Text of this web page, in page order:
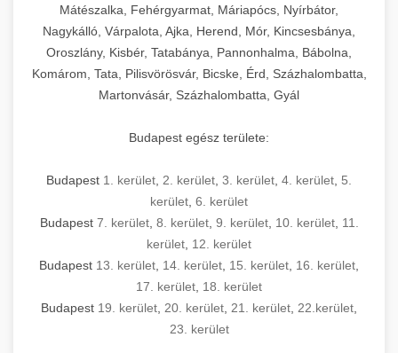
Mátészalka, Fehérgyarmat, Máriapócs, Nyírbátor,
Nagykálló, Várpalota, Ajka, Herend, Mór, Kincsesbánya,
Oroszlány, Kisbér, Tatabánya, Pannonhalma, Bábolna,
Komárom, Tata, Pilisvörösvár, Bicske, Érd, Százhalombatta,
Martonvásár, Százhalombatta, Gyál
Budapest egész területe:
Budapest 1. kerület 2. kerület 3. kerület 4. kerület 5.
kerület 6. kerület
Budapest 7. kerület, 8. kerület, 9. kerület, 10. kerület, 11.
kerület 12. kerület
Budapest 13. kerület 14. kerület 15. kerület 16. kerület
17. kerület 18. kerület
Budapest 19. kerület 20. kerület 21. kerület 22.kerület
23. kerület